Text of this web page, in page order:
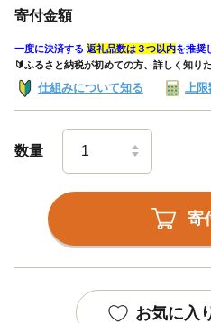
寄付金額
一度に決済する 返礼品数は３つ以内を推奨
🔰ふるさと納税が初めての方、詳しく知り
仕組みについて知る 上
数量
寄
お気に入